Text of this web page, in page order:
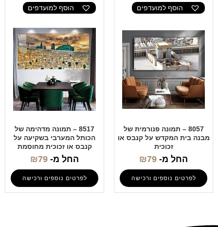
הוסף למועדפים
8057 – תמונה פנורמית של
מבנה בית המקדש על קנבס או
זכוכית
החל מ- ₪79
לפרטים נוספים ורכישה
הוסף למועדפים
8517 – תמונה מדהימה של
הכותל המערבי בשקיעה על
קנבס או זכוכית מחוסמת
החל מ- ₪79
לפרטים נוספים ורכישה